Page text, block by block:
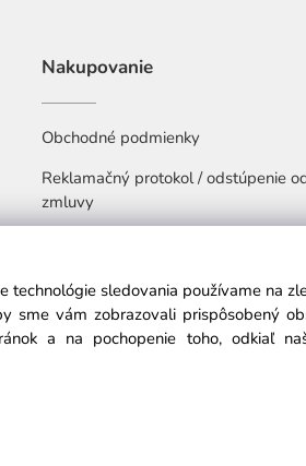
Nakupovanie
Obchodné podmienky
Reklamačný protokol / odstúpenie
zmluvy
Vyhlásenie o prístupnosti
All rights reserved
technológie sledovania používame na
sme vám zobrazovali prispôsobený
a na pochopenie toho, odkiaľ